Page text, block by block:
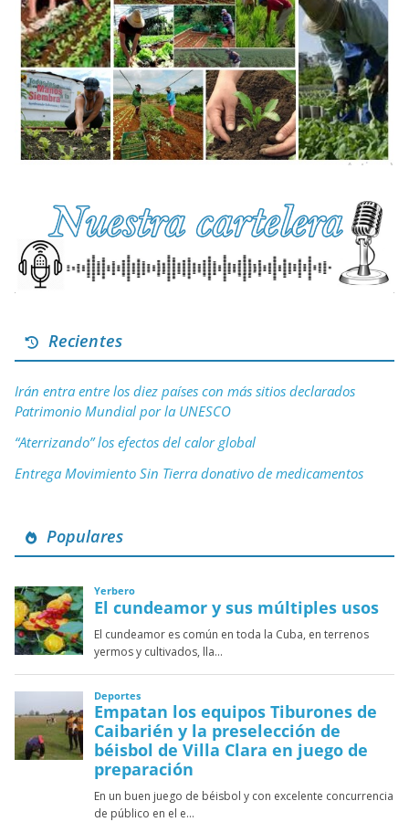
Recientes
Irán entra entre los diez países con más sitios declarados
Patrimonio Mundial por la UNESCO
“Aterrizando” los efectos del calor global
Entrega Movimiento Sin Tierra donativo de medicamentos
Populares